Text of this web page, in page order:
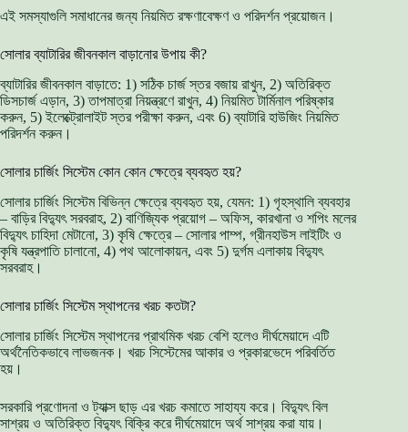
এই সমস্যাগুলি সমাধানের জন্য নিয়মিত রক্ষণাবেক্ষণ ও পরিদর্শন প্রয়োজন।
সোলার ব্যাটারির জীবনকাল বাড়ানোর উপায় কী?
ব্যাটারির জীবনকাল বাড়াতে: 1) সঠিক চার্জ স্তর বজায় রাখুন, 2) অতিরিক্ত
ডিসচার্জ এড়ান, 3) তাপমাত্রা নিয়ন্ত্রণে রাখুন, 4) নিয়মিত টার্মিনাল পরিষ্কার
করুন, 5) ইলেক্ট্রোলাইট স্তর পরীক্ষা করুন, এবং 6) ব্যাটারি হাউজিং নিয়মিত
পরিদর্শন করুন।
সোলার চার্জিং সিস্টেম কোন কোন ক্ষেত্রে ব্যবহৃত হয়?
সোলার চার্জিং সিস্টেম বিভিন্ন ক্ষেত্রে ব্যবহৃত হয়, যেমন: 1) গৃহস্থালি ব্যবহার
– বাড়ির বিদ্যুৎ সরবরাহ, 2) বাণিজ্যিক প্রয়োগ – অফিস, কারখানা ও শপিং মলের
বিদ্যুৎ চাহিদা মেটানো, 3) কৃষি ক্ষেত্রে – সোলার পাম্প, গ্রীনহাউস লাইটিং ও
কৃষি যন্ত্রপাতি চালানো, 4) পথ আলোকায়ন, এবং 5) দুর্গম এলাকায় বিদ্যুৎ
সরবরাহ।
সোলার চার্জিং সিস্টেম স্থাপনের খরচ কতটা?
সোলার চার্জিং সিস্টেম স্থাপনের প্রাথমিক খরচ বেশি হলেও দীর্ঘমেয়াদে এটি
অর্থনৈতিকভাবে লাভজনক। খরচ সিস্টেমের আকার ও প্রকারভেদে পরিবর্তিত
হয়।
সরকারি প্রণোদনা ও ট্যাক্স ছাড় এর খরচ কমাতে সাহায্য করে। বিদ্যুৎ বিল
সাশ্রয় ও অতিরিক্ত বিদ্যুৎ বিক্রি করে দীর্ঘমেয়াদে অর্থ সাশ্রয় করা যায়।